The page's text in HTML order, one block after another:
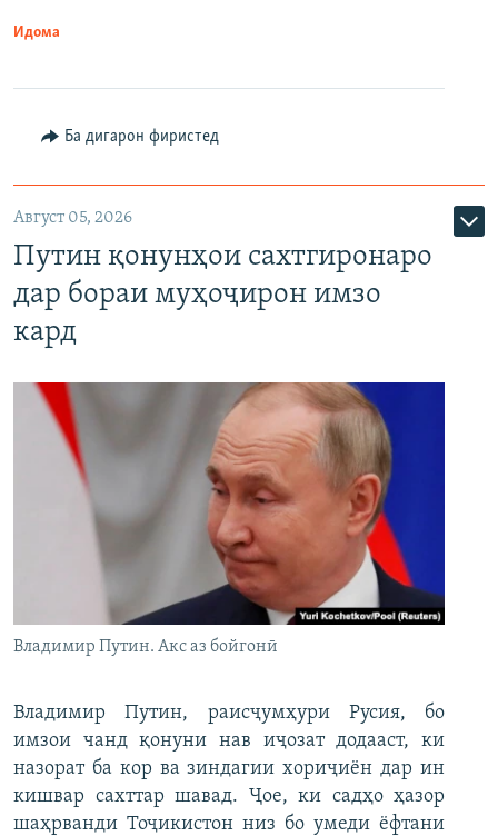
Идома
Ба дигарон фиристед
Август 05, 2026
Путин қонунҳои сахтгиронаро
дар бораи муҳоҷирон имзо
кард
Владимир Путин. Акс аз бойгонӣ
Владимир Путин, раисҷумҳури Русия, бо
имзои чанд қонуни нав иҷозат додааст, ки
назорат ба кор ва зиндагии хориҷиён дар ин
кишвар сахттар шавад. Ҷое, ки садҳо ҳазор
шаҳрванди Тоҷикистон низ бо умеди ёфтани